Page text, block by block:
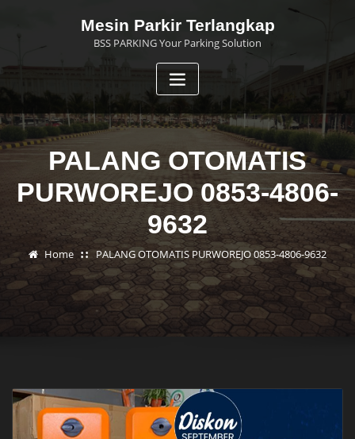
Mesin Parkir Terlangkap
BSS PARKING Your Parking Solution
PALANG OTOMATIS
PURWOREJO 0853-4806-
9632
Home PALANG OTOMATIS PURWOREJO 0853-4806-9632